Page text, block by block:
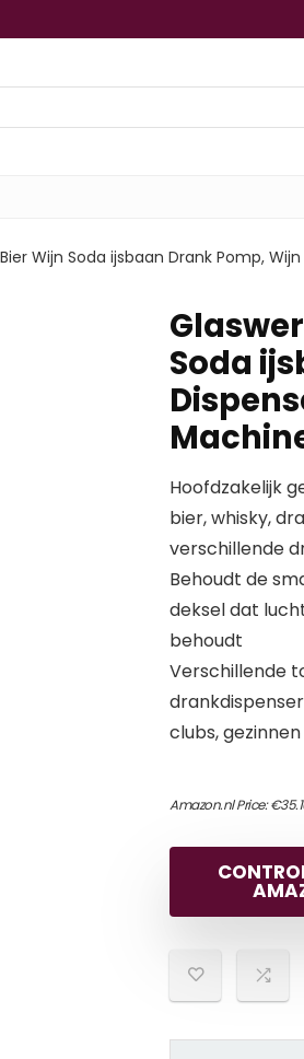
Wijn Soda ijsbaan Drank Pomp,
Soda
Hoofdzakelijk
bier, whisky,
verschillende
Behoudt de
deksel dat
behoudt
Verschillende
clubs,
Amazon.nl Price:€